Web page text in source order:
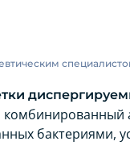
бактериями,